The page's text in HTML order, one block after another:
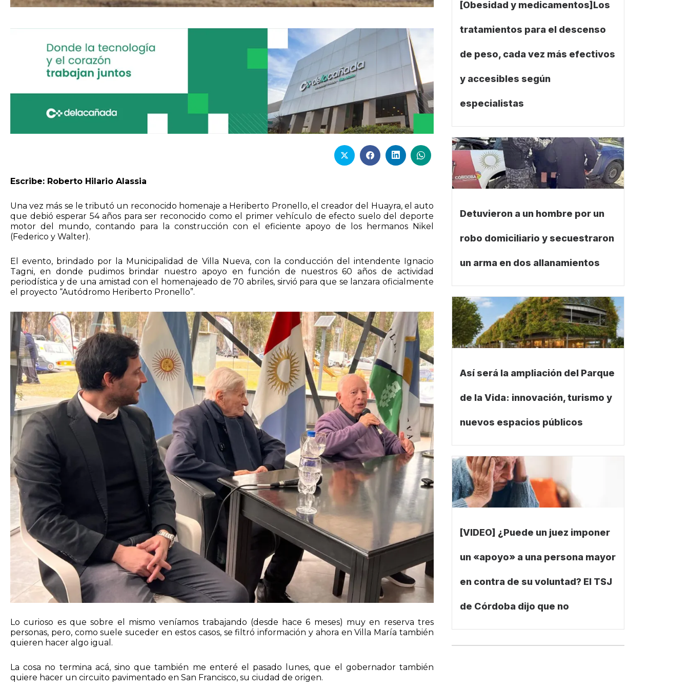
Escribe: Roberto Hilario Alassia
Una vez más se le tributó un reconocido homenaje a Heriberto Pronello, el creador del Huayra, el auto
que debió esperar 54 años para ser reconocido como el primer vehículo de efecto suelo del deporte
motor del mundo, contando para la construcción con el eficiente apoyo de los hermanos Nikel
(Federico y Walter).
El evento, brindado por la Municipalidad de Villa Nueva, con la conducción del intendente Ignacio
Tagni, en donde pudimos brindar nuestro apoyo en función de nuestros 60 años de actividad
periodística y de una amistad con el homenajeado de 70 abriles, sirvió para que se lanzara oficialmente
el proyecto “Autódromo Heriberto Pronello”.
Lo curioso es que sobre el mismo veníamos trabajando (desde hace 6 meses) muy en reserva tres
personas, pero, como suele suceder en estos casos, se filtró información y ahora en Villa María también
quieren hacer algo igual.
La cosa no termina acá, sino que también me enteré el pasado lunes, que el gobernador también
quiere hacer un circuito pavimentado en San Francisco, su ciudad de origen.
[Obesidad y medicamentos]Los
tratamientos para el descenso
de peso, cada vez más efectivos
y accesibles según
especialistas
Detuvieron a un hombre por un
robo domiciliario y secuestraron
un arma en dos allanamientos
Así será la ampliación del Parque
de la Vida: innovación, turismo y
nuevos espacios públicos
[VIDEO] ¿Puede un juez imponer
un «apoyo» a una persona mayor
en contra de su voluntad? El TSJ
de Córdoba dijo que no